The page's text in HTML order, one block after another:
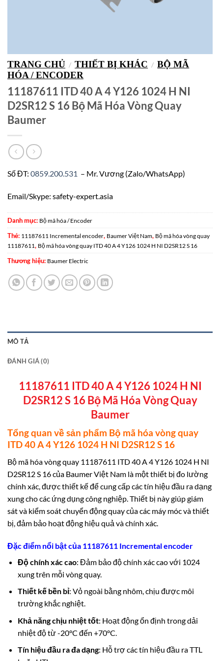
TRANG CHỦ / THIẾT BỊ KHÁC / BỘ MÃ
HÓA / ENCODER
11187611 ITD 40 A 4 Y126 1024 H NI
D2SR12 S 16 Bộ Mã Hóa Vòng Quay
Baumer
Số ĐT: 0859.200.531 – Mr. Vương (Zalo/WhatsApp)
Email/Skype: safety-expert.asia
Danh mục: Bộ mã hóa / Encoder
Thẻ: 11187611 Incremental encoder, Baumer Việt Nam, Bộ mã hóa vòng quay
11187611, Bộ mã hóa vòng quay ITD 40 A 4 Y126 1024 H NI D2SR12 S 16
Thương hiệu: Baumer Electric
MÔ TẢ
ĐÁNH GIÁ (0)
11187611 ITD 40 A 4 Y126 1024 H NI
D2SR12 S 16 Bộ Mã Hóa Vòng Quay
Baumer
Tổng quan về sản phẩm Bộ mã hóa vòng quay
ITD 40 A 4 Y126 1024 H NI D2SR12 S 16
Bộ mã hóa vòng quay 11187611 ITD 40 A 4 Y126 1024 H NI
D2SR12 S 16 của Baumer Việt Nam là một thiết bị đo lường
chính xác, được thiết kế để cung cấp các tín hiệu đầu ra dạng
xung cho các ứng dụng công nghiệp. Thiết bị này giúp giám
sát và kiểm soát chuyển động quay của các máy móc và thiết
bị, đảm bảo hoạt động hiệu quả và chính xác.
Đặc điểm nổi bật của 11187611 Incremental encoder
Độ chính xác cao: Đảm bảo độ chính xác cao với 1024
xung trên mỗi vòng quay.
Thiết kế bền bỉ: Vỏ ngoài bằng nhôm, chịu được môi
trường khắc nghiệt.
Khả năng chịu nhiệt tốt: Hoạt động ổn định trong dải
nhiệt độ từ -20°C đến +70°C.
Tín hiệu đầu ra đa dạng: Hỗ trợ các tín hiệu đầu ra TTL